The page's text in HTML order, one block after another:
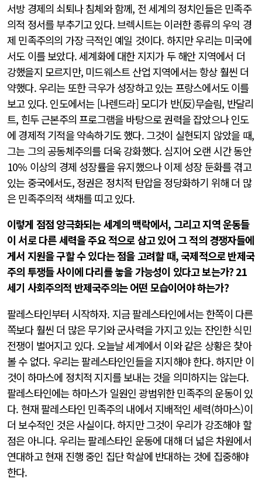
서방 경제의 쇠퇴나 침체와 함께, 전 세계의 정치인들은 민족주
의적 정서를 부추기고 있다. 브렉시트는 이러한 종류의 우익 경
제 민족주의의 가장 극적인 예일 것이다. 하지만 우리는 미국에
서도 이를 보았다. 세계화에 대한 지지가 두 해안 지역에서 더
강했을지 모르지만, 미드웨스트 산업 지역에서는 항상 훨씬 더
약했다. 우리는 또한 극우가 성장하고 있는 프랑스에서도 이를
보고 있다. 인도에서는 [나렌드라] 모디가 반(反)무슬림, 반달리
트, 힌두 근본주의 프로그램을 바탕으로 권력을 잡았으나 인도
에 경제적 기적을 약속하기도 했다. 그것이 실현되지 않았을 때,
그는 그의 공동체주의를 더욱 강화했다. 심지어 오랜 시간 동안
10% 이상의 경제 성장률을 유지했으나 이제 성장 둔화를 겪고
있는 중국에서도, 정권은 정치적 탄압을 정당화하기 위해 더 많
은 민족주의적 색채를 띠고 있다.
이렇게 점점 양극화되는 세계의 맥락에서, 그리고 지역 운동들
이 서로 다른 세력을 주요 적으로 삼고 있어 그 적의 경쟁자들에
게서 지원을 구할 수 있다는 점을 고려할 때, 국제적으로 반제국
주의 투쟁들 사이에 다리를 놓을 가능성이 있다고 보는가? 21
세기 사회주의적 반제국주의는 어떤 모습이어야 하는가?
팔레스타인부터 시작하자. 지금 팔레스타인에서는 한쪽이 다른
쪽보다 훨씬 더 많은 무기와 군사력을 가지고 있는 잔인한 식민
전쟁이 벌어지고 있다. 오늘날 세계에서 이와 같은 상황은 찾아
볼 수 없다. 우리는 팔레스타인인들을 지지해야 한다. 하지만 이
것이 하마스에 정치적 지지를 보내는 것을 의미하지는 않는다.
팔레스타인에는 하마스가 일원인 광범위한 민족주의 운동이 있
다. 현재 팔레스타인 민족주의 내에서 지배적인 세력(하마스)이
더 보수적인 것은 사실이다. 하지만 그것이 우리가 강조해야 할
점은 아니다. 우리는 팔레스타인 운동에 대해 더 넓은 차원에서
연대하고 현재 진행 중인 집단 학살에 반대하는 것에 집중해야
한다.